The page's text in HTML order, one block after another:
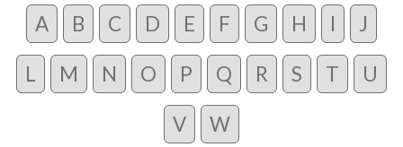
A B C D E F G H I J
L M N O P Q R S T U
V W